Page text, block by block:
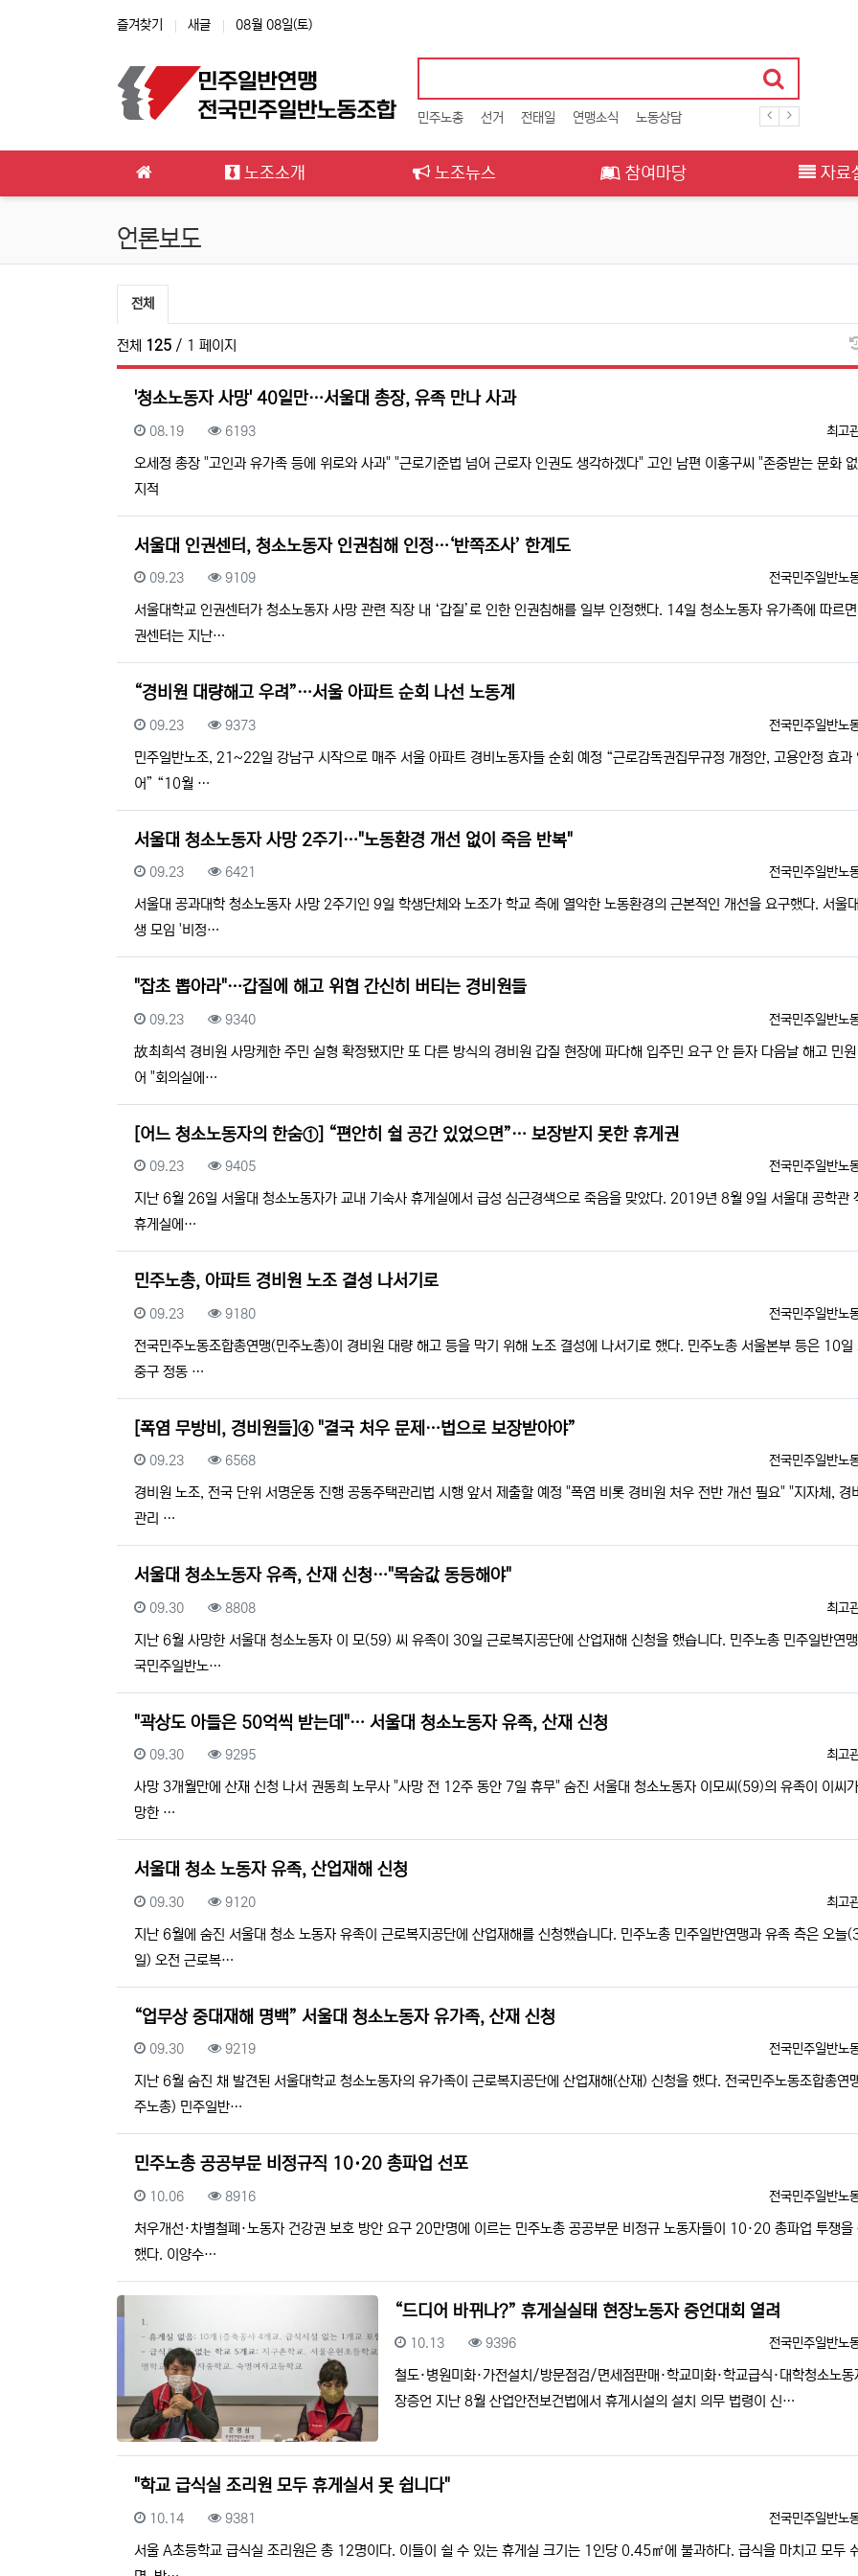
즐겨찾기 새글 08월 08일(토)
민주노총 선거 전태일 연맹소식 노동상담
노조소개 노조뉴스 참여마당 자료
언론보도
언론보도 분류 목록
전체
전체 125 / 1 페이지
'청소노동자 사망' 40일만…서울대 총장, 유족 만나 사과
등록
최고
등록일
08.19 조회
6193
오세정 총장 "고인과 유가족 등에 위로와 사과" "근로기준법 넘어 근로자 인권도 생각하겠다" 고인 남편 이홍구씨 "존중받는 문화
지적
서울대 인권센터, 청소노동자 인권침해 인정…‘반쪽조사’ 한계도
등록자
전국민주일반노
등록일
09.23 조회
9109
서울대학교 인권센터가 청소노동자 사망 관련 직장 내 ‘갑질’로 인한 인권침해를 일부 인정했다. 14일 청소노동자 유가족에 따르
권센터는 지난…
“경비원 대량해고 우려”…서울 아파트 순회 나선 노동계
등록자
전국민주일반노
등록일
09.23 조회
9373
민주일반노조, 21~22일 강남구 시작으로 매주 서울 아파트 경비노동자들 순회 예정 “근로감독권집무규정 개정안, 고용안정 효과
어” “10월 …
서울대 청소노동자 사망 2주기…"노동환경 개선 없이 죽음 반복"
등록자
전국민주일반노
등록일
09.23 조회
6421
서울대 공과대학 청소노동자 사망 2주기인 9일 학생단체와 노조가 학교 측에 열악한 노동환경의 근본적인 개선을 요구했다. 서울
생 모임 '비정…
"잡초 뽑아라"…갑질에 해고 위협 간신히 버티는 경비원들
등록자
전국민주일반노
등록일
09.23 조회
9340
故최희석 경비원 사망케한 주민 실형 확정됐지만 또 다른 방식의 경비원 갑질 현장에 파다해 입주민 요구 안 듣자 다음날 해고 민
어 "회의실에…
[어느 청소노동자의 한숨①] “편안히 쉴 공간 있었으면”… 보장받지 못한 휴게권
등록자
전국민주일반노
등록일
09.23 조회
9405
지난 6월 26일 서울대 청소노동자가 교내 기숙사 휴게실에서 급성 심근경색으로 죽음을 맞았다. 2019년 8월 9일 서울대 공학관
휴게실에…
민주노총, 아파트 경비원 노조 결성 나서기로
등록자
전국민주일반노
등록일
09.23 조회
9180
전국민주노동조합총연맹(민주노총)이 경비원 대량 해고 등을 막기 위해 노조 결성에 나서기로 했다. 민주노총 서울본부 등은 10일
중구 정동 …
[폭염 무방비, 경비원들]④ "결국 처우 문제…법으로 보장받아야”
등록자
전국민주일반노
등록일
09.23 조회
6568
경비원 노조, 전국 단위 서명운동 진행 공동주택관리법 시행 앞서 제출할 예정 "폭염 비롯 경비원 처우 전반 개선 필요" "지자체, 경
관리 …
서울대 청소노동자 유족, 산재 신청…"목숨값 동등해야"
등록
최고
등록일
09.30 조회
8808
지난 6월 사망한 서울대 청소노동자 이 모(59) 씨 유족이 30일 근로복지공단에 산업재해 신청을 했습니다. 민주노총 민주일반연
국민주일반노…
"곽상도 아들은 50억씩 받는데"… 서울대 청소노동자 유족, 산재 신청
등록
최고
등록일
09.30 조회
9295
사망 3개월만에 산재 신청 나서 권동희 노무사 "사망 전 12주 동안 7일 휴무" 숨진 서울대 청소노동자 이모씨(59)의 유족이 이씨
망한 …
서울대 청소 노동자 유족, 산업재해 신청
등록
최고
등록일
09.30 조회
9120
지난 6월에 숨진 서울대 청소 노동자 유족이 근로복지공단에 산업재해를 신청했습니다. 민주노총 민주일반연맹과 유족 측은 오늘
일) 오전 근로복…
“업무상 중대재해 명백” 서울대 청소노동자 유가족, 산재 신청
등록자
전국민주일반노
등록일
09.30 조회
9219
지난 6월 숨진 채 발견된 서울대학교 청소노동자의 유가족이 근로복지공단에 산업재해(산재) 신청을 했다. 전국민주노동조합총연
주노총) 민주일반…
민주노총 공공부문 비정규직 10·20 총파업 선포
등록자
전국민주일반노
등록일
10.06 조회
8916
처우개선·차별철폐·노동자 건강권 보호 방안 요구 20만명에 이르는 민주노총 공공부문 비정규 노동자들이 10·20 총파업 투쟁을
했다. 이양수…
“드디어 바뀌나?” 휴게실실태 현장노동자 증언대회 열려
등록자
전국민주일반노
등록일
10.13 조회
9396
철도·병원미화·가전설치/방문점검/면세점판매·학교미화·학교급식·대학청소노동
장증언 지난 8월 산업안전보건법에서 휴게시설의 설치 의무 법령이 신…
"학교 급식실 조리원 모두 휴게실서 못 쉽니다"
등록자
전국민주일반노
등록일
10.14 조회
9381
서울 A초등학교 급식실 조리원은 총 12명이다. 이들이 쉴 수 있는 휴게실 크기는 1인당 0.45㎡에 불과하다. 급식을 마치고 모두